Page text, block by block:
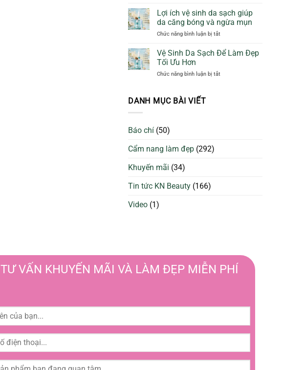
Sáng
Biệt
Chăm
Da
Tỏa
06.06
Chăm
Da
Mịn
70%
Lợi ích vệ sinh da sạch giúp
da căng bóng và ngừa mụn
Chức năng bình luận bị tắtở
ích
da
Vệ Sinh Da Sạch Để Làm Đẹp
Tối Ưu Hơn
Chức năng bình luận bị tắtở
DANH MỤC BÀI VIẾT
Báo chí (50)
Cẩm nang làm đẹp (292)
Khuyến mãi (34)
Tin tức KN Beauty (166)
Video (1)
TƯ VẤN KHUYẾN MÃI VÀ LÀM ĐẸP MIỄN PHÍ